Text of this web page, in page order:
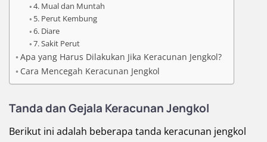
4. Mual dan Muntah
5. Perut Kembung
6. Diare
7. Sakit Perut
Apa yang Harus Dilakukan Jika Keracunan Jengkol?
Cara Mencegah Keracunan Jengkol
Tanda dan Gejala Keracunan Jengkol
Berikut ini adalah beberapa tanda keracunan jengkol